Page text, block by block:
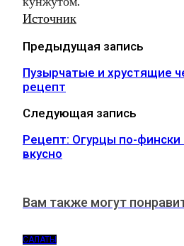
Источник
Предыдущая запись
Пузырчатые и хрустящие
рецепт
Следующая запись
Рецепт: Огурцы по-фински
вкусно
Вам также могут
САЛАТЫ